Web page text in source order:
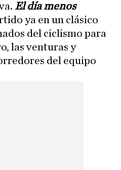
El día menos
ya en un clásico
del ciclismo para
las venturas y
del equipo